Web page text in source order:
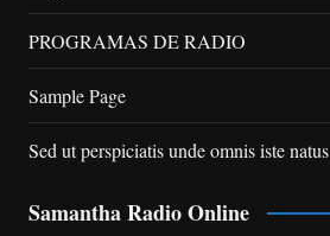
PROGRAMAS DE RADIO
Sample Page
Sed ut perspiciatis unde omnis iste natus
Samantha Radio Online